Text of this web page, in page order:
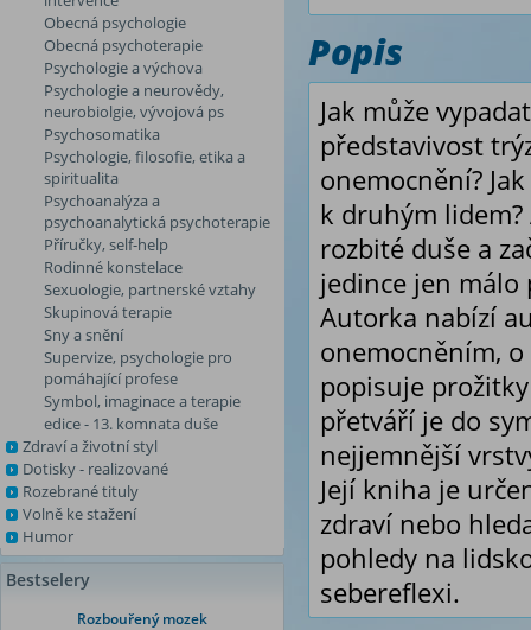
Obecná psychologie
Obecná psychoterapie
Psychologie a výchova
Psychologie a neurovědy,
neurobiolgie, vývojová ps
Psychosomatika
Psychologie, filosofie, etika a
spiritualita
Psychoanalýza a
psychoanalytická psychoterapie
Příručky, self-help
Rodinné konstelace
Sexuologie, partnerské vztahy
Skupinová terapie
Sny a snění
Supervize, psychologie pro
pomáhající profese
Symbol, imaginace a terapie
edice - 13. komnata duše
Zdraví a životní styl
Dotisky - realizované
Rozebrané tituly
Volně ke stažení
Humor
Bestselery
Rozbouřený mozek
Popis
Jak může
představivost
onemocnění?
k druhým
rozbité duše a
jedince jen málo
Autorka nabízí
onemocněním,
popisuje
přetváří je do
nejjemnější
Její kniha je
zdraví nebo
pohledy na
sebereflexi.